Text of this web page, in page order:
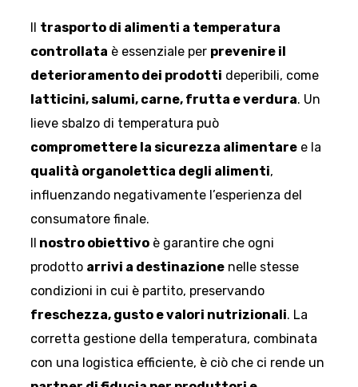
Il trasporto di alimenti a temperatura
controllata è essenziale per prevenire il
deterioramento dei prodotti deperibili, come
latticini, salumi, carne, frutta e verdura. Un
lieve sbalzo di temperatura può
compromettere la sicurezza alimentare e la
qualità organolettica degli alimenti,
influenzando negativamente l’esperienza del
consumatore finale.
Il nostro obiettivo è garantire che ogni
prodotto arrivi a destinazione nelle stesse
condizioni in cui è partito, preservando
freschezza, gusto e valori nutrizionali. La
corretta gestione della temperatura, combinata
con una logistica efficiente, è ciò che ci rende un